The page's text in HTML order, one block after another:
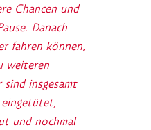
Chancen und
Danach
fahren können,
weiteren
insgesamt
und nochmal